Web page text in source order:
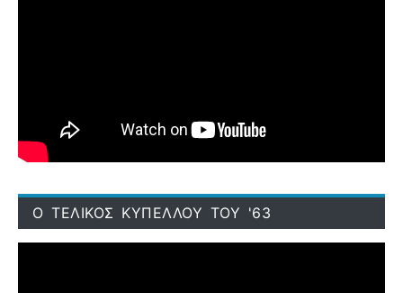
Ο ΤΕΛΙΚΟΣ ΚΥΠΕΛΛΟΥ ΤΟΥ '63